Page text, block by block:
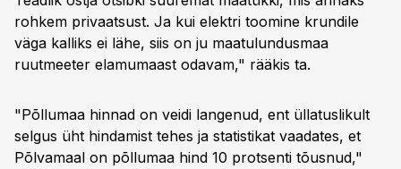
rohkem privaatsust. Ja kui elektri toomine krundile
väga kalliks ei lähe, siis on ju maatulundusmaa
ruutmeeter elamumaast odavam," rääkis ta.
"Põllumaa hinnad on veidi langenud, ent üllatuslikult
selgus üht hindamist tehes ja statistikat vaadates, et
Põlvamaal on põllumaa hind 10 protsenti tõusnud,"